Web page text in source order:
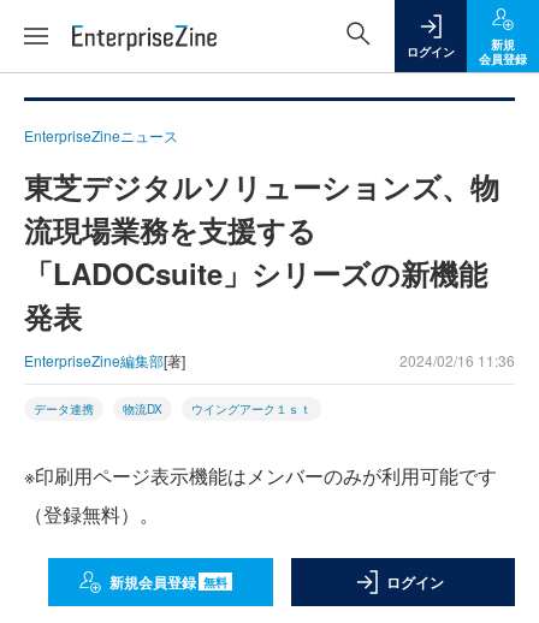
ログイン
新規
会員登録
EnterpriseZineニュース
東芝デジタルソリューションズ、物
流現場業務を支援する
「LADOCsuite」シリーズの新機能
発表
EnterpriseZine編集部[著] 2024/02/16 11:36
データ連携 物流DX ウイングアーク１ｓｔ
※印刷用ページ表示機能はメンバーのみが利用可能です
（登録無料）。
新規会員登録 無料 ログイン